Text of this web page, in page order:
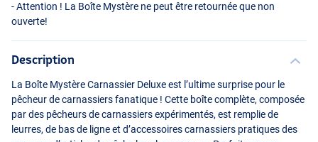
- Attention ! La Boîte Mystère ne peut être retournée que non
ouverte!
Description
La Boîte Mystère Carnassier Deluxe est l’ultime surprise pour le
pêcheur de carnassiers fanatique ! Cette boîte complète, composée
par des pêcheurs de carnassiers expérimentés, est remplie de
leurres, de bas de ligne et d’accessoires carnassiers pratiques des